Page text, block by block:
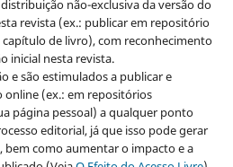
não-exclusiva da versão do
revista (ex.: publicar em repositório
de livro), com reconhecimento
inicial nesta revista.
e são estimulados a publicar e
(ex.: em repositórios
página pessoal) a qualquer ponto
editorial, já que isso pode gerar
bem como aumentar o impacto e a